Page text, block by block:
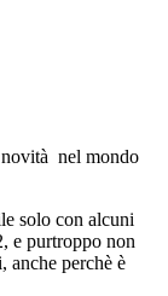
nel mondo
solo con alcuni
e purtroppo non
anche perchè è